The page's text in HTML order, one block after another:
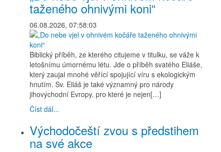
taženého ohnivými koni“
06.08.2026, 07:58:03
Biblický příběh, ze kterého citujeme v titulku, se váže k
letošnímu úmornému létu. Jde o příběh svatého Eliáše,
který zaujal mnohé věřící spojující víru s ekologickým
hnutím. Sv. Eliáš je také významný pro národy
jihovýchodní Evropy, pro které je nejen[…]
Číst dál...
Východočeští zvou s předstihem
na své akce